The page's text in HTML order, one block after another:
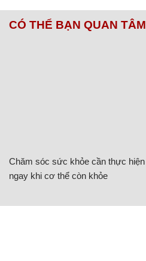
CÓ THỂ BẠN QUAN TÂM
Chăm sóc sức khỏe cần thực hiện
ngay khi cơ thể còn khỏe